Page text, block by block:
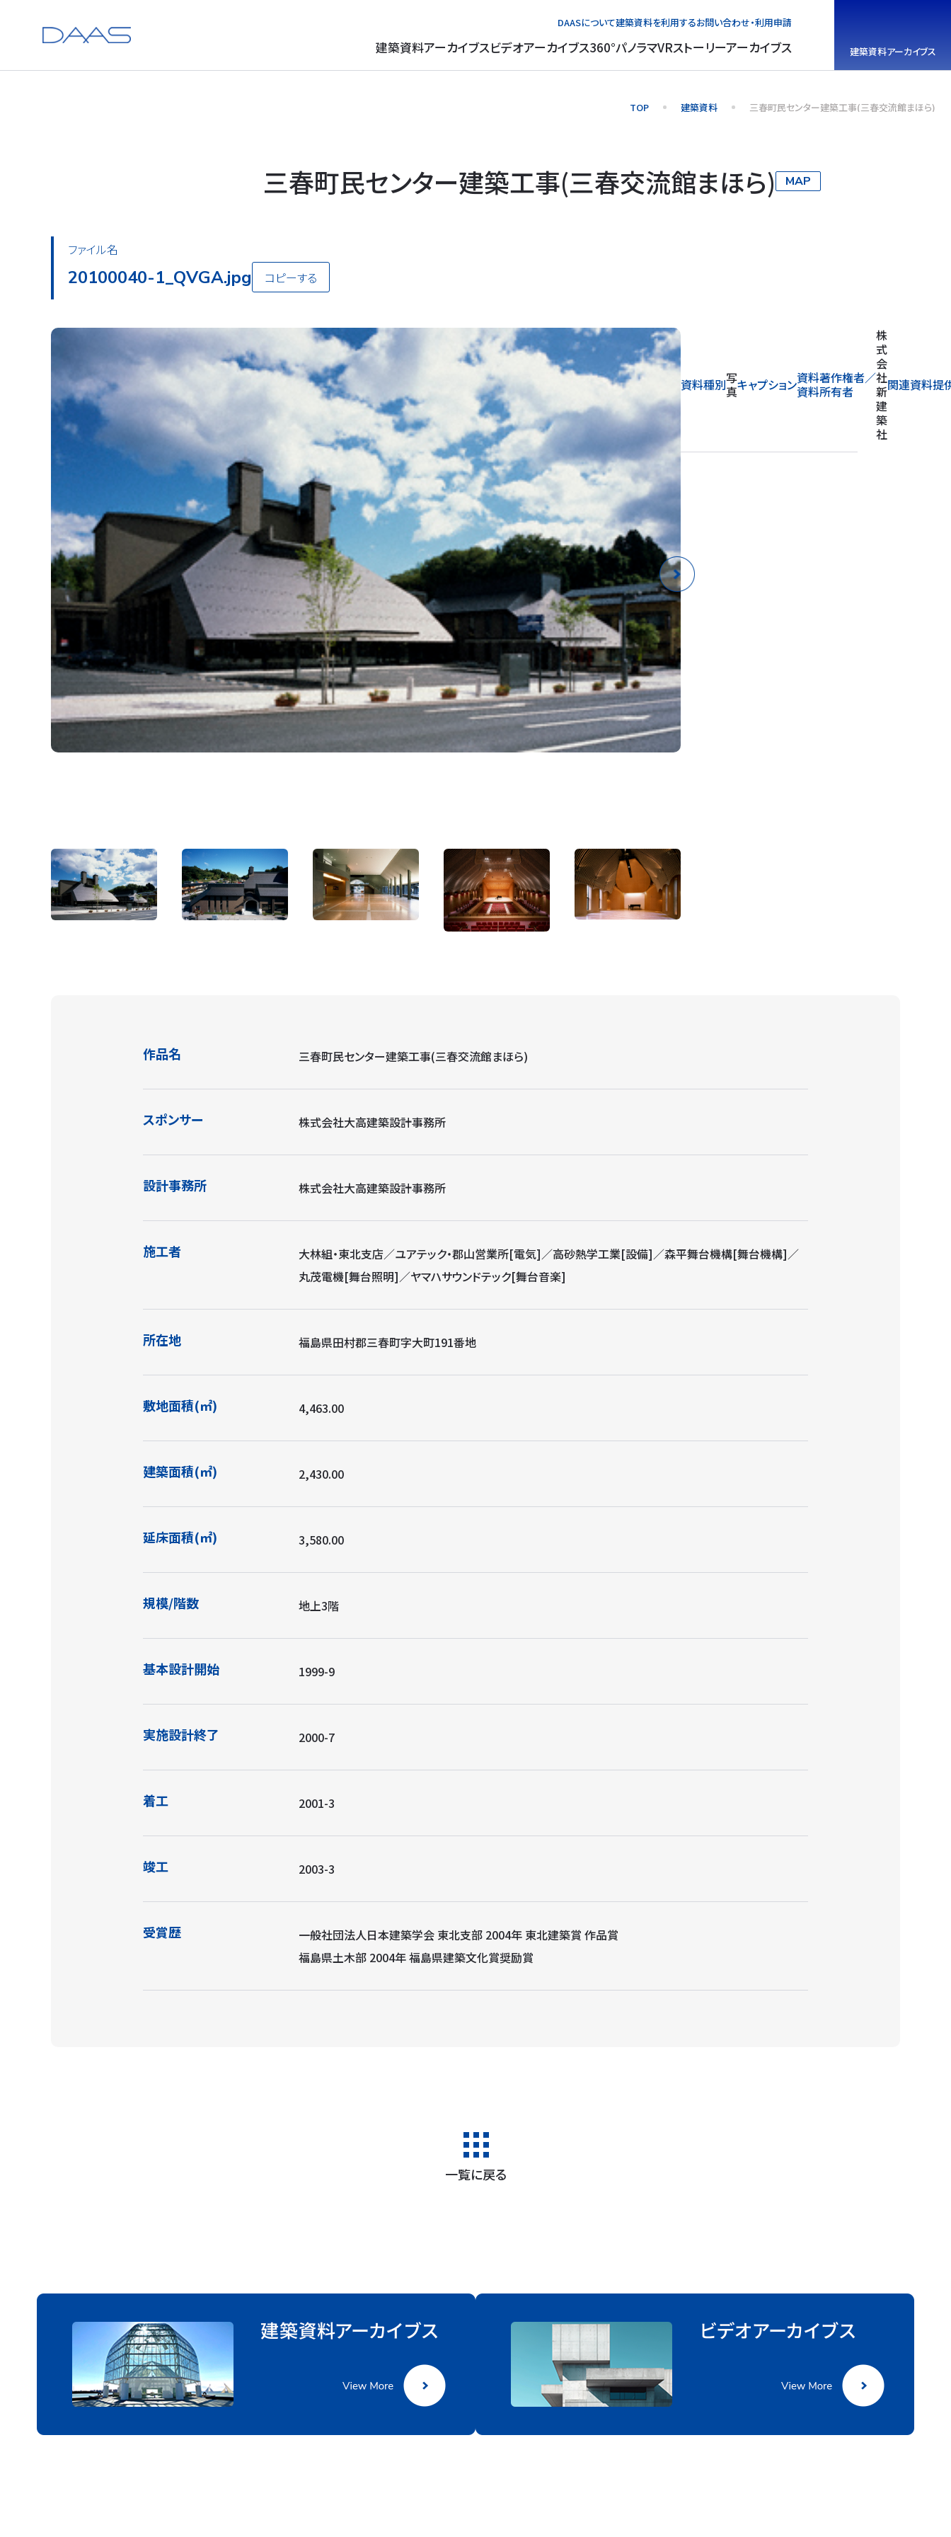
DAASについて建築資料を利用するお問い合わせ・利用申請
建築資料アーカイブスビデオアーカイブス360°パノラマVRストーリーアーカイブス 建築資料アーカイブス
TOP 建築資料 三春町民センター建築工事(三春交流館まほら)
三春町民センター建築工事(三春交流館まほら) MAP
ファイル名
20100040-2_QVGA.jpg コピーする
資料種別写
真キャプション資料著作権者／
資料所有者
株
式
会
社
新
建
築
社
関連資料提
作品名 三春町民センター建築工事(三春交流館まほら)
スポンサー 株式会社大高建築設計事務所
設計事務所 株式会社大高建築設計事務所
施工者
大林組・東北支店／ユアテック・郡山営業所[電気]／高砂熱学工業[設備]／森平舞台機構[舞台機構]／
丸茂電機[舞台照明]／ヤマハサウンドテック[舞台音楽]
所在地 福島県田村郡三春町字大町191番地
敷地面積(㎡) 4,463.00
建築面積(㎡) 2,430.00
延床面積(㎡) 3,580.00
規模/階数 地上3階
基本設計開始 1999-9
実施設計終了 2000-7
着工 2001-3
竣工 2003-3
受賞歴
一般社団法人日本建築学会 東北支部 2004年 東北建築賞 作品賞
福島県土木部 2004年 福島県建築文化賞奨励賞
一覧に戻る